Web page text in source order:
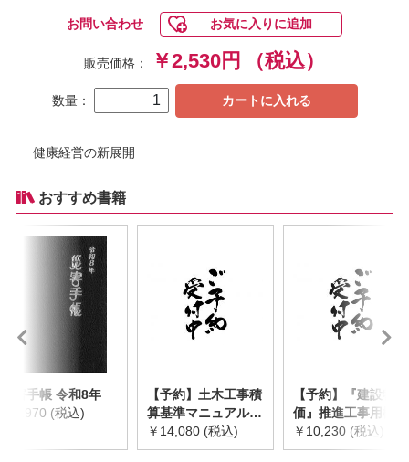
お問い合わせ お気に入りに追加
販売価格： ￥2,530円 （税込）
数量： カートに入れる
健康経営の新展開
おすすめ書籍
災害手帳 令和8年
￥2,970 (税込)
【予約】土木工事積
算基準マニュアル
令和8年度版
※2026年8月下旬発
￥14,080 (税込)
【予約】『建設物
価』推進工事用機械
器具等基礎価格表
2026年度版
￥10,230 (税込)